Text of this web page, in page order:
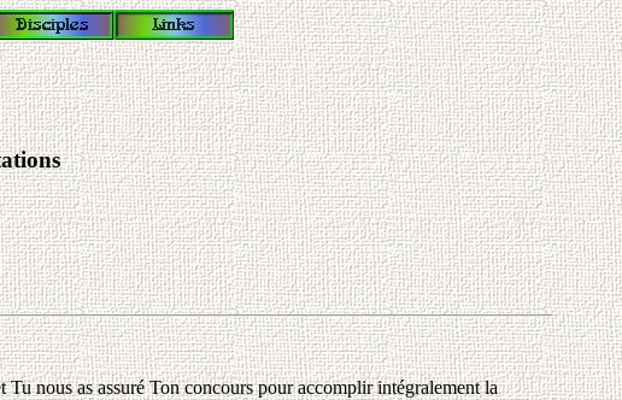
nous as assuré Ton concours pour accomplir intégralement la